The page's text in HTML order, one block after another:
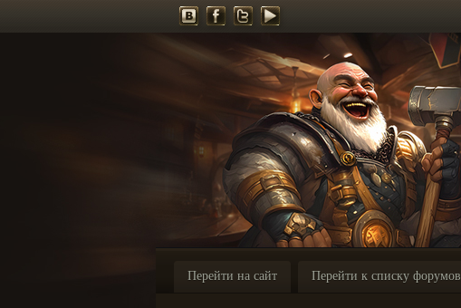
Перейти на сайт Перейти к списку форумов